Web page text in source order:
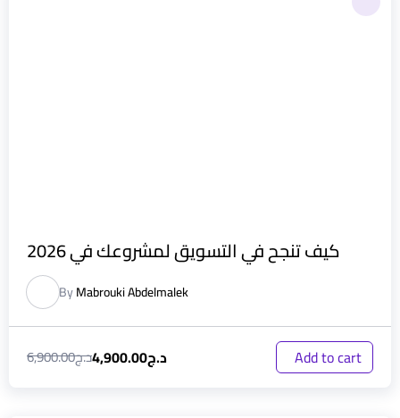
كيف تنجح في التسويق لمشروعك في 2026
ByMabrouki Abdelmalek
د.ج6,900.00 د.ج4,900.00 Add to cart